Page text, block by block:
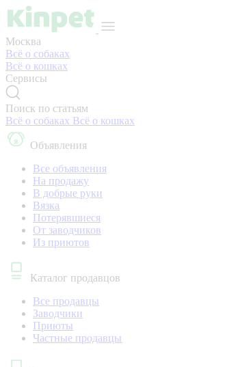
Москва
Всё о собаках
Всё о кошках
Сервисы
Поиск по статьям
Всё о собаках Всё о кошках
Объявления
Все объявления
На продажу
В добрые руки
Вязка
Потерявшиеся
От заводчиков
Из приютов
Каталог продавцов
Все продавцы
Заводчики
Приюты
Частные продавцы